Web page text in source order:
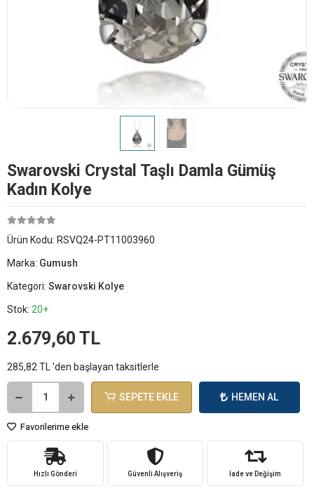
Swarovski Crystal Taşlı Damla Gümüş
Kadın Kolye
Ürün Kodu: RSVQ24-PT11003960
Marka: Gumush
Kategori: Swarovski Kolye
Stok: 20+
2.679,60 TL
285,82 TL 'den başlayan taksitlerle
SEPETE EKLE HEMEN AL
Favorilerime ekle
Hızlı Gönderi Güvenli Alışveriş İade ve Değişim